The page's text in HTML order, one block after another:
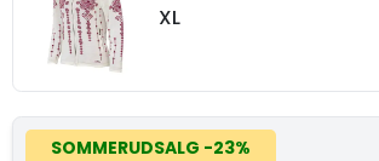
XL
SOMMERUDSALG -23%